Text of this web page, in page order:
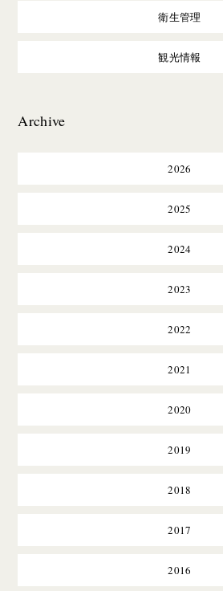
衛生管理
観光情報
Archive
2026
2025
2024
2023
2022
2021
2020
2019
2018
2017
2016